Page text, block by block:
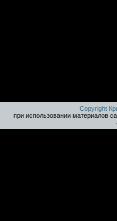
Copyright
при использовании материалов